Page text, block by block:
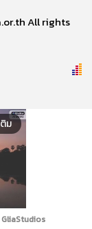
All rights
ม
GliaStudios